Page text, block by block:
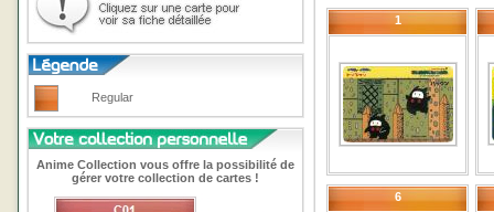
Regular
Anime Collection vous offre la possibilité de
gérer votre collection de cartes !
1
6